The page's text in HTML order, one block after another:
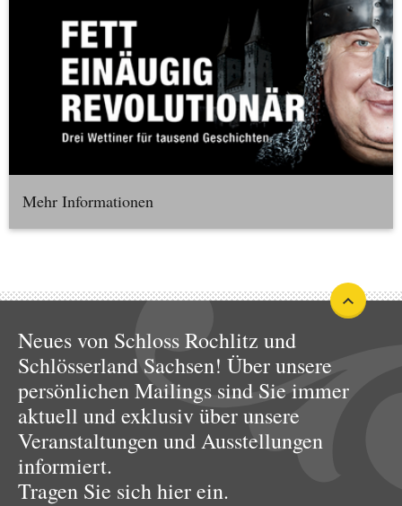
Mehr Informationen
Neues von Schloss Rochlitz und
Schlösserland Sachsen! Über unsere
persönlichen Mailings sind Sie immer
aktuell und exklusiv über unsere
Veranstaltungen und Ausstellungen
informiert.
Tragen Sie sich hier ein.